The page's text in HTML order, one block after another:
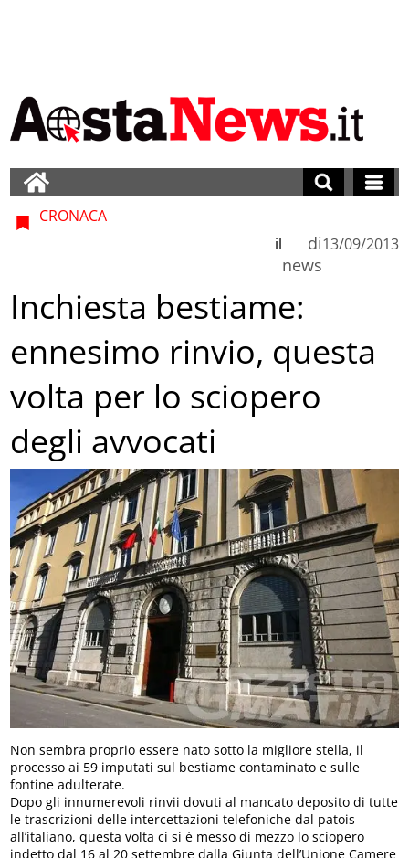
CRONACA
di
news
il 13/09/2013
Inchiesta bestiame:
ennesimo rinvio, questa
volta per lo sciopero
degli avvocati
Non sembra proprio essere nato sotto la migliore stella, il
processo ai 59 imputati sul bestiame contaminato e sulle
fontine adulterate.
Dopo gli innumerevoli rinvii dovuti al mancato deposito di tutte
le trascrizioni delle intercettazioni telefoniche dal patois
all’italiano, questa volta ci si è messo di mezzo lo sciopero
indetto dal 16 al 20 settembre dalla Giunta dell’Unione Camere